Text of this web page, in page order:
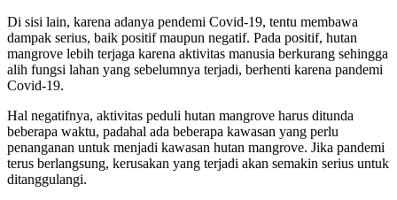
Di sisi lain, karena adanya pendemi Covid-19, tentu membawa
dampak serius, baik positif maupun negatif. Pada positif, hutan
mangrove lebih terjaga karena aktivitas manusia berkurang sehingga
alih fungsi lahan yang sebelumnya terjadi, berhenti karena pandemi
Covid-19.
Hal negatifnya, aktivitas peduli hutan mangrove harus ditunda
beberapa waktu, padahal ada beberapa kawasan yang perlu
penanganan untuk menjadi kawasan hutan mangrove. Jika pandemi
terus berlangsung, kerusakan yang terjadi akan semakin serius untuk
ditanggulangi.